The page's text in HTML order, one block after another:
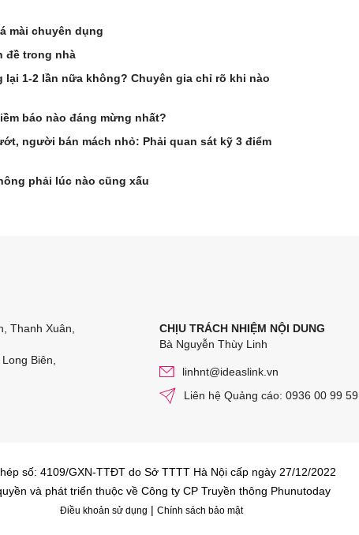
mài chuyên dụng
đề trong nhà
1-2 lần nữa không? Chuyên gia chỉ rõ khi nào
báo nào đáng mừng nhất?
người bán mách nhỏ: Phải quan sát kỹ 3 điểm
phải lúc nào cũng xấu
Thanh Xuân,
Biên,
CHỊU TRÁCH NHIỆM NỘI DUNG
Bà Nguyễn Thùy Linh
linhnt@ideaslink.vn
Liên hệ Quảng cáo: 0936 00 99 59
số: 4109/GXN-TTĐT do Sở TTTT Hà Nội cấp ngày 27/12/2022
và phát triển thuộc về Công ty CP Truyền thông Phunutoday
Điều khoản sử dụng | Chính sách bảo mật